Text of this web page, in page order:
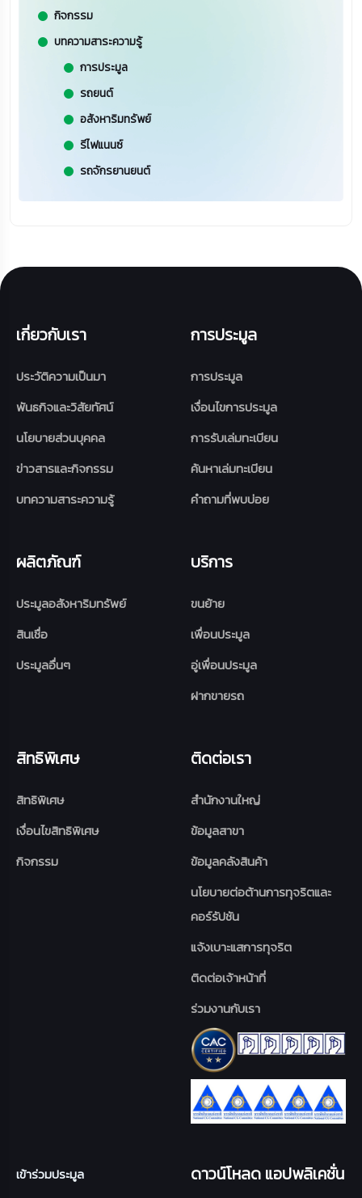
กิจกรรม
บทความสาระความรู้
การประมูล
รถยนต์
อสังหาริมทรัพย์
รีไฟแนนซ์
รถจักรยานยนต์
เกี่ยวกับเรา
ประวัติความเป็นมา
พันธกิจและวิสัยทัศน์
นโยบายส่วนบุคคล
ข่าวสารและกิจกรรม
บทความสาระความรู้
การประมูล
การประมูล
เงื่อนไขการประมูล
การรับเล่มทะเบียน
ค้นหาเล่มทะเบียน
คำถามที่พบบ่อย
ผลิตภัณฑ์
ประมูลอสังหาริมทรัพย์
สินเชื่อ
ประมูลอื่นๆ
บริการ
ขนย้าย
เพื่อนประมูล
อู่เพื่อนประมูล
ฝากขายรถ
สิทธิพิเศษ
สิทธิพิเศษ
เงื่อนไขสิทธิพิเศษ
กิจกรรม
ติดต่อเรา
สำนักงานใหญ่
ข้อมูลสาขา
ข้อมูลคลังสินค้า
นโยบายต่อต้านการทุจริตและ
คอร์รัปชัน
แจ้งเบาะแสการทุจริต
ติดต่อเจ้าหน้าที่
ร่วมงานกับเรา
เข้าร่วมประมูล ดาวน์โหลด แอปพลิเคชั่น